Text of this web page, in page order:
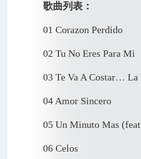
歌曲列表：
01 Corazon Perdido
02 Tu No Eres Para Mi
03 Te Va A Costar… La
04 Amor Sincero
05 Un Minuto Mas
06 Celos